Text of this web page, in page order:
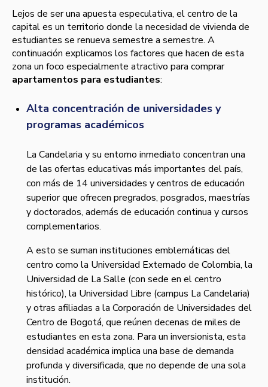
Lejos de ser una apuesta especulativa, el centro de la
capital es un territorio donde la necesidad de vivienda de
estudiantes se renueva semestre a semestre. A
continuación explicamos los factores que hacen de esta
zona un foco especialmente atractivo para comprar
apartamentos para estudiantes:
Alta concentración de universidades y
programas académicos
La Candelaria y su entorno inmediato concentran una
de las ofertas educativas más importantes del país,
con más de 14 universidades y centros de educación
superior que ofrecen pregrados, posgrados, maestrías
y doctorados, además de educación continua y cursos
complementarios.
A esto se suman instituciones emblemáticas del
centro como la Universidad Externado de Colombia, la
Universidad de La Salle (con sede en el centro
histórico), la Universidad Libre (campus La Candelaria)
y otras afiliadas a la Corporación de Universidades del
Centro de Bogotá, que reúnen decenas de miles de
estudiantes en esta zona. Para un inversionista, esta
densidad académica implica una base de demanda
profunda y diversificada, que no depende de una sola
institución.